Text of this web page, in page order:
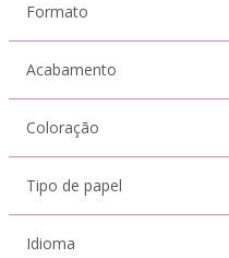
Formato
Acabamento
Coloração
Tipo de papel
Idioma